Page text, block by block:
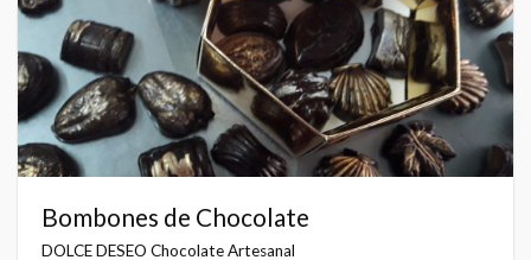
Bombones de Chocolate
DOLCE DESEO Chocolate Artesanal